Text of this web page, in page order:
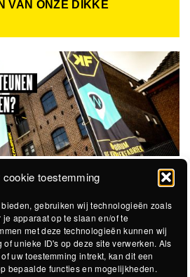
cookie toestemming
gebruiken wij technologieën zoals
apparaat op te slaan en/of te
met deze technologieën kunnen wij
unieke ID's op deze site verwerken. Als
uw toestemming intrekt, kan dit een
bepaalde functies en mogelijkheden.
VAN ONZE DIKKE